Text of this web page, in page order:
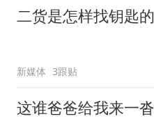
二货是怎样找钥匙的
新媒体 3跟贴
这谁爸爸给我来一沓